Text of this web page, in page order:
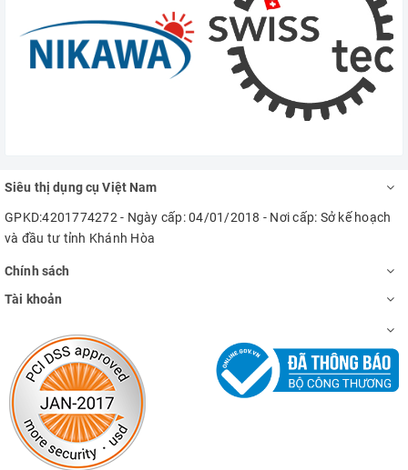
Siêu thị dụng cụ Việt Nam
GPKD:4201774272 - Ngày cấp: 04/01/2018 - Nơi cấp: Sở kế hoạch
và đầu tư tỉnh Khánh Hòa
Chính sách
Tài khoản